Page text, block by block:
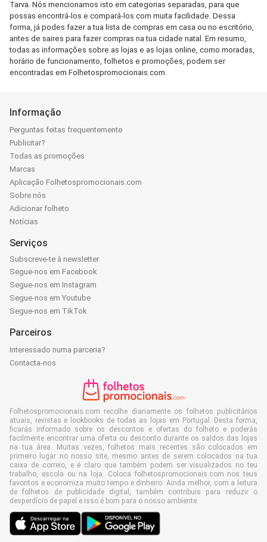
Tarva. Nós mencionamos isto em categorias separadas, para que
possas encontrá-los e compará-los com muita facilidade. Dessa
forma, já podes fazer a tua lista de compras em casa ou no escritório,
antes de saires para fazer compras na tua cidade natal. Em resumo,
todas as informações sobre as lojas e as lojas online, como moradas,
horário de funcionamento, folhetos e promoções, podem ser
encontradas em Folhetospromocionais.com.
Informação
Perguntas feitas frequentemente
Publicitar?
Todas as promoções
Marcas
Aplicação Folhetospromocionais.com
Sobre nós
Adicionar folheto
Notícias
Serviços
Subscreve-te à newsletter
Segue-nos em Facebook
Segue-nos em Instagram
Segue-nos em Youtube
Segue-nos em TikTok
Parceiros
Interessado numa parceria?
Contacta-nos
Folhetospromocionais.com recolhe diariamente os folhetos publicitários
atuais, revistas e lookbooks de todas as lojas em Portugal. Desta forma,
ficarás informado sobre os descontos e ofertas do folheto e poderás
facilmente encontrar uma oferta ou desconto durante os saldos das lojas
na tua área. Muitas vezes, folhetos mais recentes são colocados em
primeiro lugar no nosso site, mesmo antes de serem colocados na tua
caixa de correio, e é claro que também podem ser visualizados no teu
trabalho, escola ou na loja. Coloca folhetospromocionais.com nos teus
favoritos e economiza muito tempo e dinheiro. Ainda melhor, com a leitura
de folhetos de publicidade digital, também contribuis para reduzir o
desperdício de papel e isso é bom para o nosso ambiente.